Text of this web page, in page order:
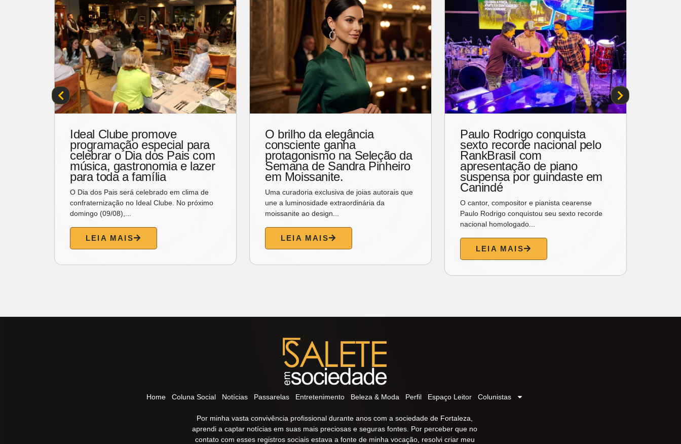
Ideal Clube promove
programação especial para
celebrar o Dia dos Pais com
música, gastronomia e lazer
para toda a família
O Dia dos Pais será celebrado em clima de
confraternização no Ideal Clube. No próximo
domingo (09/08),...
LEIA MAIS
O brilho da elegância
consciente ganha
protagonismo na Seleção da
Semana de Sandra Pinheiro
em Moissanite.
Uma curadoria exclusiva de joias autorais que
une a luminosidade extraordinária da
moissanite ao design...
LEIA MAIS
Paulo Rodrigo conquista
sexto recorde nacional pelo
RankBrasil com
apresentação de piano
suspensa por guindaste em
Canindé
O cantor, compositor e pianista cearense
Paulo Rodrigo conquistou seu sexto recorde
nacional homologado...
LEIA MAIS
Home Coluna Social Notícias Passarelas Entretenimento Beleza & Moda Perfil Espaço Leitor Colunistas
Por minha vasta convivência profissional durante anos com a sociedade de Fortaleza,
aprendi a captar notícias em suas mais preciosas e seguras fontes. Por perceber que no
contato com esses registros sociais estava a fonte de minha vocação, resolvi criar meu